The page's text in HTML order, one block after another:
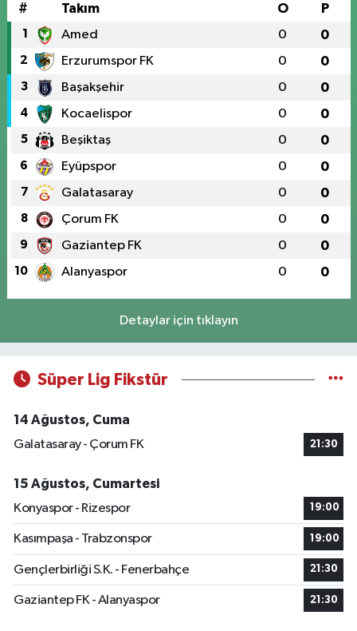
# Takım O P
1 Amed 0 0
2 Erzurumspor FK 0 0
3 Başakşehir 0 0
4 Kocaelispor 0 0
5 Beşiktaş 0 0
6 Eyüpspor 0 0
7 Galatasaray 0 0
8 Çorum FK 0 0
9 Gaziantep FK 0 0
10 Alanyaspor 0 0
Detaylar için tıklayın
Süper Lig Fikstür
14 Ağustos, Cuma
Galatasaray - Çorum FK
21:30
15 Ağustos, Cumartesi
Konyaspor - Rizespor
19:00
Kasımpaşa - Trabzonspor 19:00
Gençlerbirliği S.K. - Fenerbahçe 21:30
Gaziantep FK - Alanyaspor 21:30